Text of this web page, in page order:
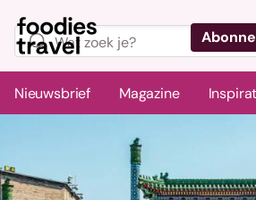
Nieuwsbrief Magazine